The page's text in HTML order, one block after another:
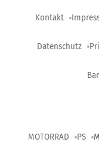
Kontakt
Datenschutz
MOTORRAD PS